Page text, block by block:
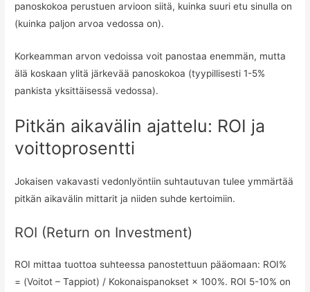
panoskokoa perustuen arvioon siitä, kuinka suuri etu sinulla on
(kuinka paljon arvoa vedossa on).
Korkeamman arvon vedoissa voit panostaa enemmän, mutta
älä koskaan ylitä järkevää panoskokoa (tyypillisesti 1-5%
pankista yksittäisessä vedossa).
Pitkän aikavälin ajattelu: ROI ja
voittoprosentti
Jokaisen vakavasti vedonlyöntiin suhtautuvan tulee ymmärtää
pitkän aikavälin mittarit ja niiden suhde kertoimiin.
ROI (Return on Investment)
ROI mittaa tuottoa suhteessa panostettuun pääomaan: ROI%
= (Voitot – Tappiot) / Kokonaispanokset × 100%. ROI 5-10% on